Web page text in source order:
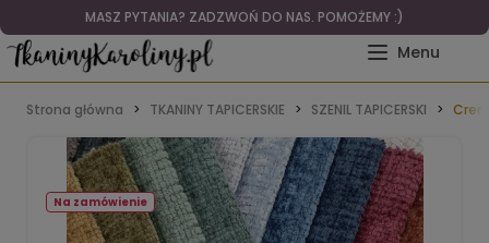
MASZ PYTANIA? ZADZWOŃ DO NAS. POMOŻEMY :)
Strona główna TKANINY TAPICERSKIE SZENIL TAPICERSKI
Na zamówienie